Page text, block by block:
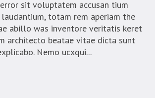
sit voluptatem accusan tium
totam rem aperiam the
abillo was inventore veritatis keret
architecto beatae vitae dicta sunt
Nemo ucxqui...